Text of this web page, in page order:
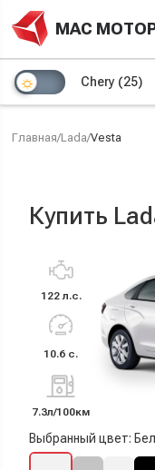
МАС
Chery (25)
Главная/Lada/Vesta
Купить
122 л.с.
10.6 с.
7.3л/100км
Выбранный цвет: